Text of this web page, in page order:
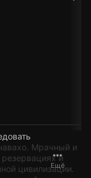
Ещё
Мрачный и
и
цивилизации.